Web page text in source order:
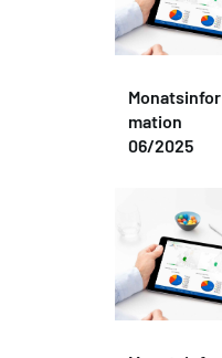
Monatsinfor
mation
06/2025